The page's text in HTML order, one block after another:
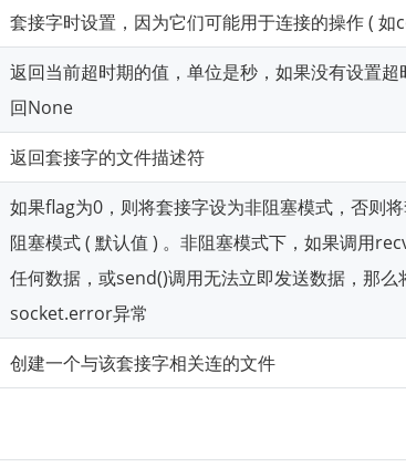
套接字时设置，因为它们可能用于连接的操作 ( 如
返回当前超时期的值，单位是秒，如果没有设置超
回None
返回套接字的文件描述符
如果flag为0，则将套接字设为非阻塞模式，否则
阻塞模式 ( 默认值 ) 。非阻塞模式下，如果调用
任何数据，或send()调用无法立即发送数据，那么
socket.error异常
创建一个与该套接字相关连的文件